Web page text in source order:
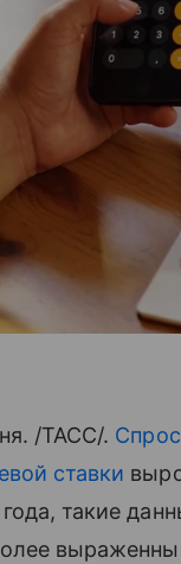
/ТАСС/. Спрос
ставки
такие